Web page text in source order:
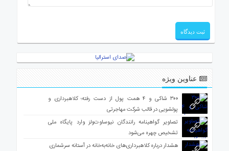
عناوین ویژه
۳۰۰ شاکی و ۴ همت پول از دست رفته؛ کلاهبرداری و
پولشویی در قالب شرکت مهاجرتی
تصاویر گواهینامه رانندگان نیوساوت‌ولز وارد پایگاه ملی
تشخیص چهره می‌شود
هشدار درباره کلاهبرداری‌های خانه‌به‌خانه در آستانه سرشماری